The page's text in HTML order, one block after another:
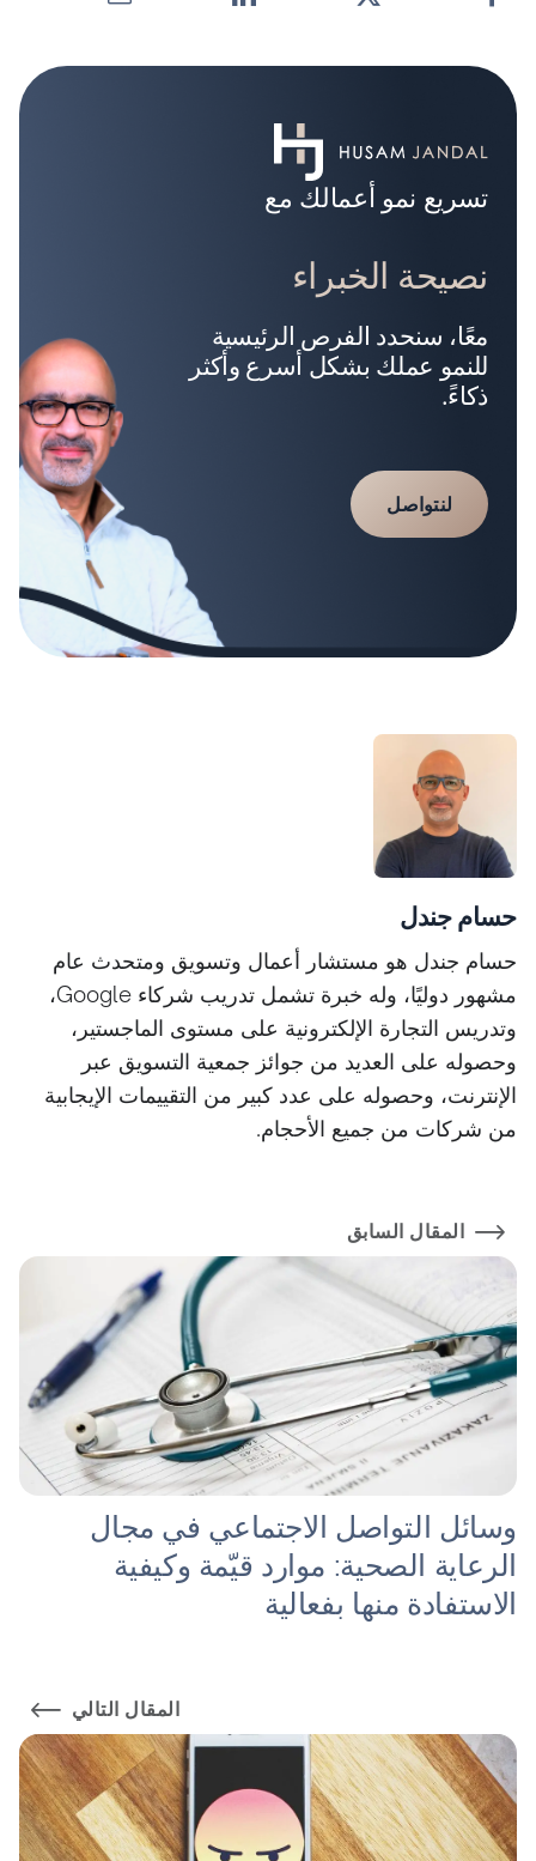
تسريع نمو أعمالك مع
نصيحة الخبراء
معًا، سنحدد الفرص الرئيسية
للنمو عملك بشكل أسرع وأكثر
ذكاءً.
لنتواصل
حسام جندل
حسام جندل هو مستشار أعمال وتسويق ومتحدث عام
مشهور دوليًا، وله خبرة تشمل تدريب شركاء Google،
وتدريس التجارة الإلكترونية على مستوى الماجستير،
وحصوله على العديد من جوائز جمعية التسويق عبر
الإنترنت، وحصوله على عدد كبير من التقييمات الإيجابية
من شركات من جميع الأحجام.
المقال السابق
وسائل التواصل الاجتماعي في مجال
الرعاية الصحية: موارد قيّمة وكيفية
الاستفادة منها بفعالية
المقال التالي